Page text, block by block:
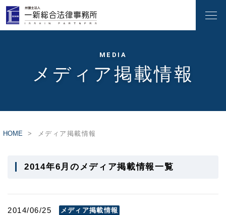
MEDIA
メディア掲載情報
HOME メディア掲載情報
2014年6月のメディア掲載情報一覧
2014/06/25 メディア掲載情報